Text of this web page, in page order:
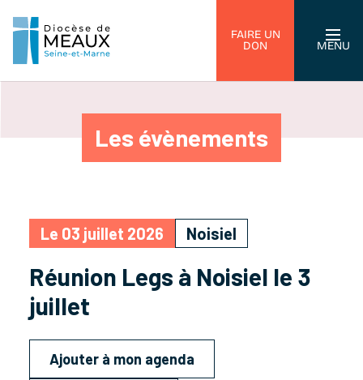
FAIRE UN
DON
MENU
Les évènements
Le 03 juillet 2026 Noisiel
Réunion Legs à Noisiel le 3
juillet
Ajouter à mon agenda